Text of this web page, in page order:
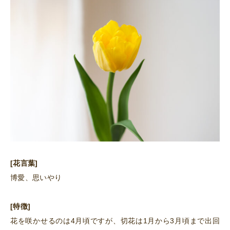
[花言葉]
博愛、思いやり
[特徴]
花を咲かせるのは4月頃ですが、切花は1月から3月頃まで出回